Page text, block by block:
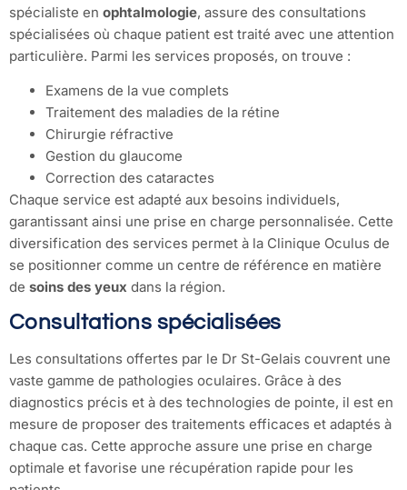
spécialiste en ophtalmologie, assure des consultations
spécialisées où chaque patient est traité avec une attention
particulière. Parmi les services proposés, on trouve :
Examens de la vue complets
Traitement des maladies de la rétine
Chirurgie réfractive
Gestion du glaucome
Correction des cataractes
Chaque service est adapté aux besoins individuels,
garantissant ainsi une prise en charge personnalisée. Cette
diversification des services permet à la Clinique Oculus de
se positionner comme un centre de référence en matière
de soins des yeux dans la région.
Consultations spécialisées
Les consultations offertes par le Dr St-Gelais couvrent une
vaste gamme de pathologies oculaires. Grâce à des
diagnostics précis et à des technologies de pointe, il est en
mesure de proposer des traitements efficaces et adaptés à
chaque cas. Cette approche assure une prise en charge
optimale et favorise une récupération rapide pour les